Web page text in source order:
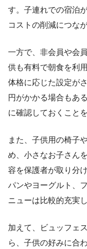
す。子連れでの宿泊
コストの削減につな
一方で、非会員や会
供も有料で朝食を利
体格に応じた設定が
円がかかる場合もあ
に確認しておくこと
また、子供用の椅子
め、小さなお子さん
容を保護者が取り分
パンやヨーグルト、
ニューは比較的充実
加えて、ビュッフェ
ら、子供の好みに合